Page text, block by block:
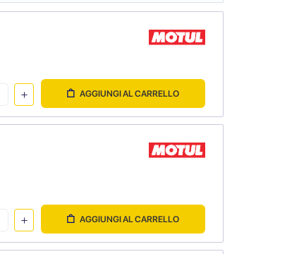
AGGIUNGI AL CARRELLO
AGGIUNGI AL CARRELLO